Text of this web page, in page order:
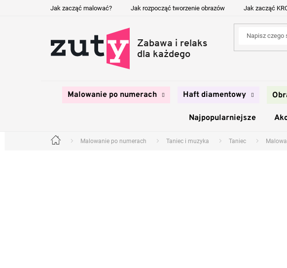
Jak zacząć malować? Jak rozpocząć tworzenie obrazów Jak zacząć
Malowanie po numerach Haft diamentowy
Najpopularniejsze
Home Malowanie po numerach Taniec i muzyka Taniec